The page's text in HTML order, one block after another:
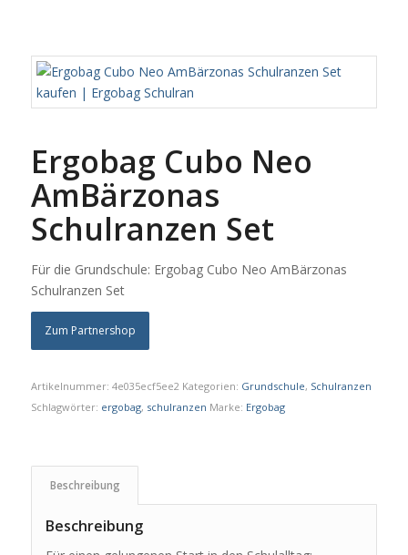
Ergobag Cubo Neo
AmBärzonas
Schulranzen Set
Für die Grundschule: Ergobag Cubo Neo AmBärzonas
Schulranzen Set
Zum Partnershop
Artikelnummer: 4e035ecf5ee2 Kategorien: Grundschule, Schulranzen
Schlagwörter: ergobag, schulranzen Marke: Ergobag
Beschreibung
Beschreibung